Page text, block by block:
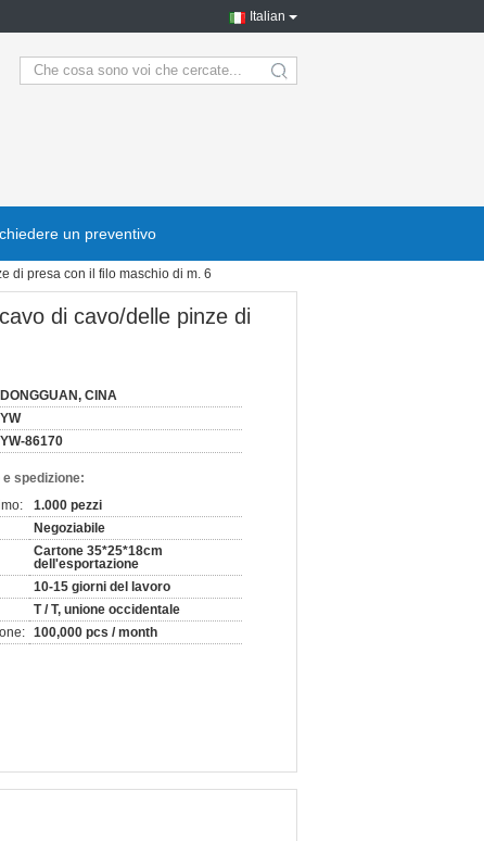
Italian
search
un preventivo
di presa con il filo maschio di m. 6
di cavo/delle pinze di
DONGGUAN, CINA
YW
YW-86170
spedizione:
1.000 pezzi
Negoziabile
Cartone 35*25*18cm
dell'esportazione
10-15 giorni del lavoro
T / T, unione occidentale
100,000 pcs / month